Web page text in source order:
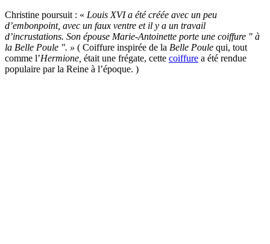
Christine poursuit : « Louis XVI a été créée avec un peu
d’embonpoint, avec un faux ventre et il y a un travail
d’incrustations. Son épouse Marie-Antoinette porte une coiffure " à
la Belle Poule ". » ( Coiffure inspirée de la Belle Poule qui, tout
comme l’Hermione, était une frégate, cette coiffure a été rendue
populaire par la Reine à l’époque. )